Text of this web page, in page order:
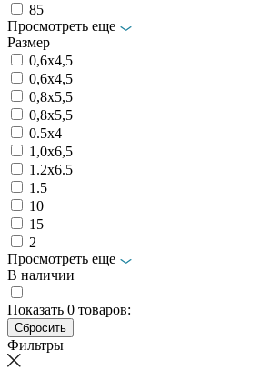
85
Просмотреть еще
Размер
0,6x4,5
0,6х4,5
0,8x5,5
0,8х5,5
0.5x4
1,0х6,5
1.2x6.5
1.5
10
15
2
Просмотреть еще
В наличии
Показать 0 товаров:
Фильтры